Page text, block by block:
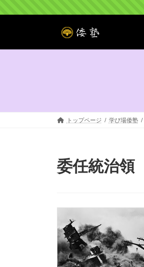
ン
ツ
プ
ビ
シ
動
トップページ 学び場倭塾
委任統治領